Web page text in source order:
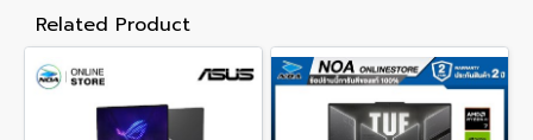
Related Product